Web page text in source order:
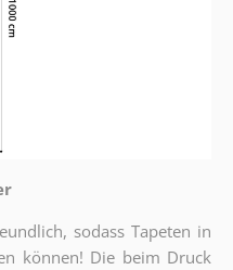
sodass Tapeten in
können! Die beim Druck